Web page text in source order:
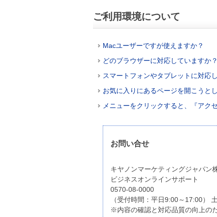
ご利用環境について
Macユーザーですが使えますか？
どのブラウザーに対応していますか
スマートフォンやタブレットに対応
お気に入りにあるページを開こうと
メニューをクリックすると、『アク
お問い合せ
キヤノンマーケティングジャパン
ビジネスオンラインサポート
0570-08-0000
（受付時間：平日9:00～17:00）
※内容の確認と対応品質の向上の